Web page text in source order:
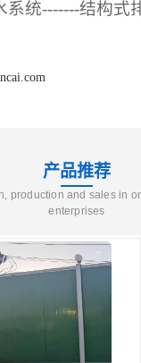
系统-------结构式
产品推荐
production and sales in
enterprises